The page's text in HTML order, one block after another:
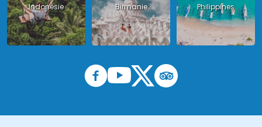
Indonésie Birmanie Philippines